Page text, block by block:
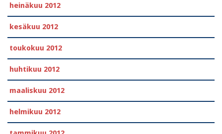
heinäkuu 2012
kesäkuu 2012
toukokuu 2012
huhtikuu 2012
maaliskuu 2012
helmikuu 2012